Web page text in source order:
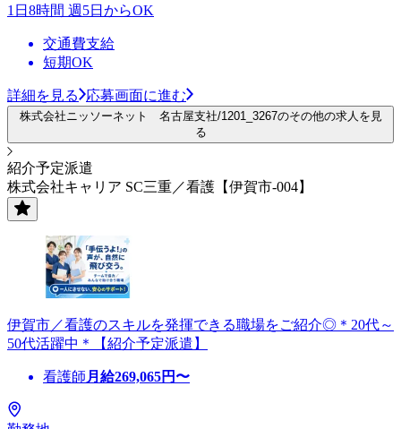
1日8時間 週5日からOK
交通費支給
短期OK
詳細を見る 応募画面に進む
株式会社ニッソーネット 名古屋支社/1201_3267のその他の求人を見
る
紹介予定派遣
株式会社キャリア SC三重／看護【伊賀市-004】
伊賀市／看護のスキルを発揮できる職場をご紹介◎＊20代～
50代活躍中＊【紹介予定派遣】
看護師 月給269,065円〜